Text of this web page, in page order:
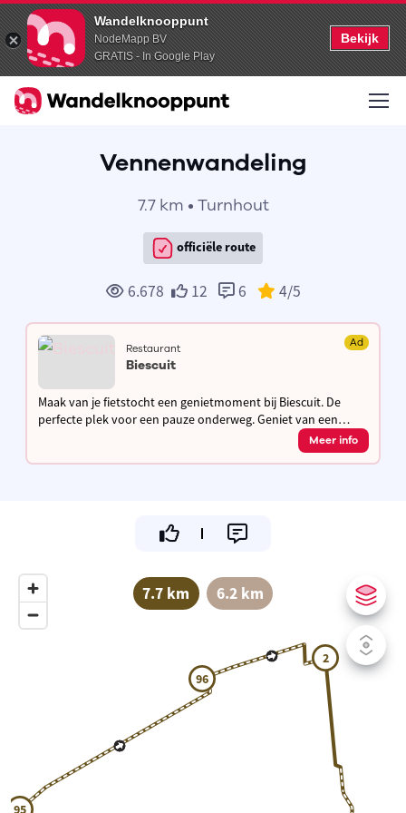
Wandelknooppunt
NodeMapp BV
GRATIS - In Google Play
Bekijk
Vennenwandeling
7.7 km • Turnhout
officiële route
6.678 12 6 4/5
Restaurant Ad
Biescuit
Maak van je fietstocht een genietmoment bij Biescuit. De
perfecte plek voor een pauze onderweg. Geniet van een
kleine lunch, een gebakje of een ijsje. Hydrateren kan je hier
Meer info
7.7 km 6.2 km
95
96
2